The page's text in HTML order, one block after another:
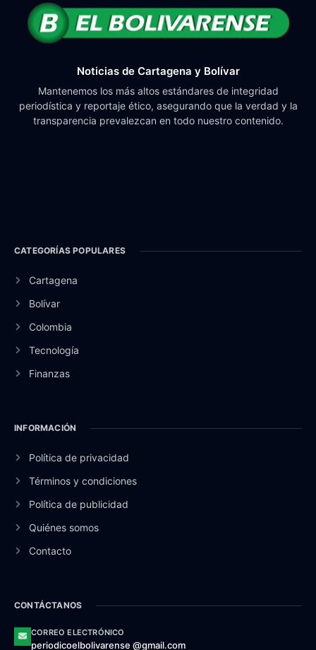
Noticias de Cartagena y Bolívar
Mantenemos los más altos estándares de integridad
periodística y reportaje ético, asegurando que la verdad y la
transparencia prevalezcan en todo nuestro contenido.
CATEGORÍAS POPULARES
Cartagena
Bolívar
Colombia
Tecnología
Finanzas
INFORMACIÓN
Política de privacidad
Términos y condiciones
Política de publicidad
Quiénes somos
Contacto
CONTÁCTANOS
CORREO ELECTRÓNICO
periodicoelbolivarense @gmail.com